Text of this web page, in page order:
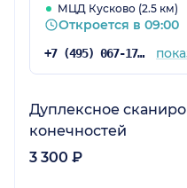
МЦД Кусково (2.5 км)
Откроется в 09:00
+7 (495) 067-17-59
Дуплексное
конечностей
3 300 ₽